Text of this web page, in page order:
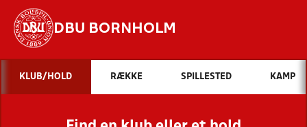
DBU BORNHOLM
Hvad vil du søge efter?
INDHOLD OG NYHEDER
STILLINGER, RESULTATER, KLUBBER OG
KLUB/HOLD RÆKKE SPILLESTED KAMP